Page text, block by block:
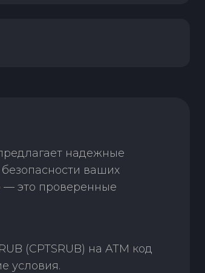
надежные
ваших
— это проверенные
(CPTSRUB) на ATM код
условия.